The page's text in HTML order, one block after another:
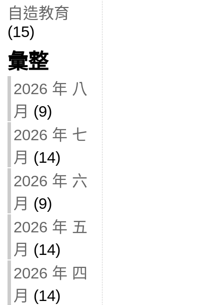
自造教育
(15)
彙整
2026 年 八
月 (9)
2026 年 七
月 (14)
2026 年 六
月 (9)
2026 年 五
月 (14)
2026 年 四
月 (14)